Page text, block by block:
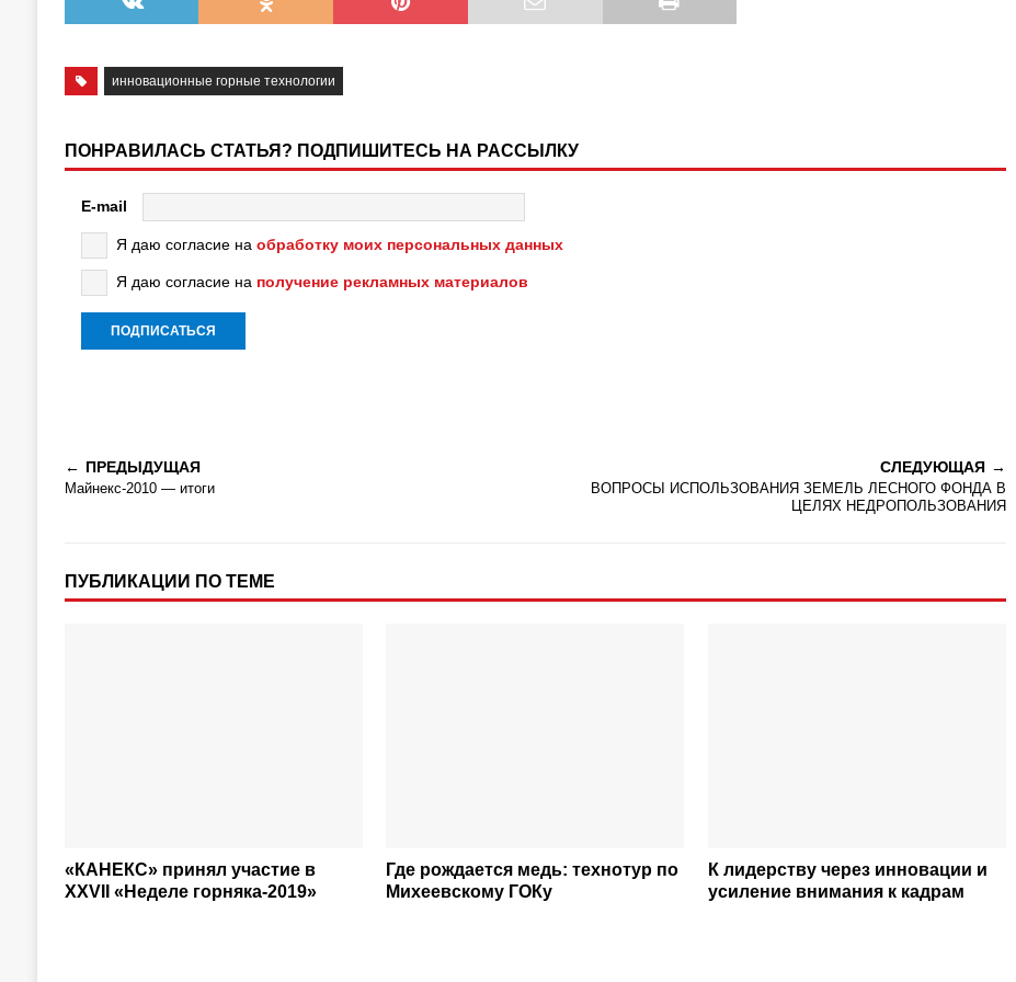
инновационные горные технологии
ПОНРАВИЛАСЬ СТАТЬЯ? ПОДПИШИТЕСЬ НА РАССЫЛКУ
E-mail
Я даю согласие на обработку моих персональных данных
Я даю согласие на получение рекламных материалов
ПРЕДЫДУЩАЯ
Майнекс-2010 — итоги
СЛЕДУЮЩАЯ
ВОПРОСЫ ИСПОЛЬЗОВАНИЯ ЗЕМЕЛЬ ЛЕСНОГО ФОНДА В
ЦЕЛЯХ НЕДРОПОЛЬЗОВАНИЯ
ПУБЛИКАЦИИ ПО ТЕМЕ
«КАНЕКС» принял участие в
XXVII «Неделе горняка-2019»
Где рождается медь: технотур по
Михеевскому ГОКу
К лидерству через инновации и
усиление внимания к кадрам